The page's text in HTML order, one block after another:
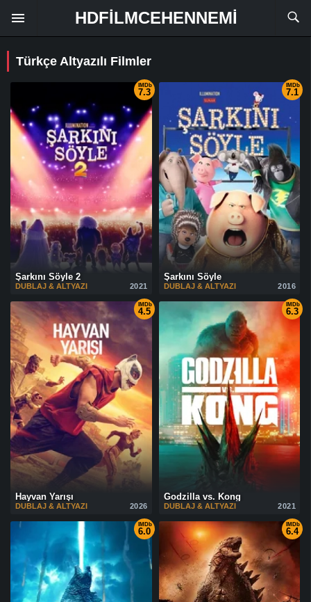
HDFILMCEHENNEMI
Türkçe Altyazılı Filmler
IMDb
7.3
Şarkını Söyle 2
2021
DUBLAJ & ALTYAZI
IMDb
7.1
Şarkını Söyle
2016
DUBLAJ & ALTYAZI
IMDb
4.5
Hayvan Yarışı
2026
DUBLAJ & ALTYAZI
IMDb
6.3
Godzilla vs. Kong
2021
DUBLAJ & ALTYAZI
IMDb
6.0
IMDb
6.4